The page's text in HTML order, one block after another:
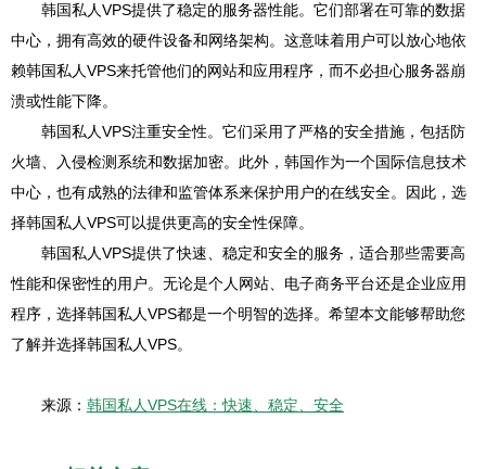
韩国私人VPS提供了稳定的服务器性能。它们部署在可靠的数据
中心，拥有高效的硬件设备和网络架构。这意味着用户可以放心地依
赖韩国私人VPS来托管他们的网站和应用程序，而不必担心服务器崩
溃或性能下降。
韩国私人VPS注重安全性。它们采用了严格的安全措施，包括防
火墙、入侵检测系统和数据加密。此外，韩国作为一个国际信息技术
中心，也有成熟的法律和监管体系来保护用户的在线安全。因此，选
择韩国私人VPS可以提供更高的安全性保障。
韩国私人VPS提供了快速、稳定和安全的服务，适合那些需要高
性能和保密性的用户。无论是个人网站、电子商务平台还是企业应用
程序，选择韩国私人VPS都是一个明智的选择。希望本文能够帮助您
了解并选择韩国私人VPS。
来源： 韩国私人VPS在线：快速、稳定、安全